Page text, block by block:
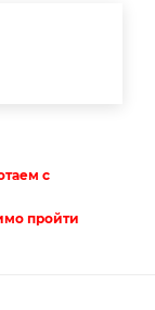
с
пройти